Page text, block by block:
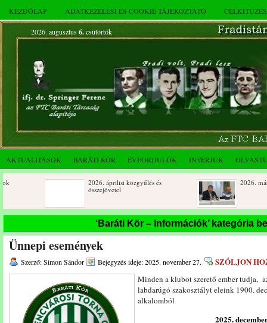
KEZDŐLAP ADATKEZELÉSI ÉS COOKIE TÁJÉKOZTATÓ
2026. augusztus 6.csütörtök
AKTUALITÁSOK BARÁTI KÖR ÉVFORDULÓK INTERJÚK
2026. áprilisi közgyűlés és
összejövetel
2026. márciusi
Születésnapi koszorúzások
Rendkívüli
novemberi
Az FTC Baráti Kör 2025. októberi
összejövetel
‘Baráti Kör – Információk’ kategória
Ünnepi események
Szerző: Simon Sándor Bejegyzés ideje: 2025. november 27. SZÓLJON
Minden a klubot szerető ember tudja,
labdarúgó szakosztályt eleink 1900.
alkalomból
2025.